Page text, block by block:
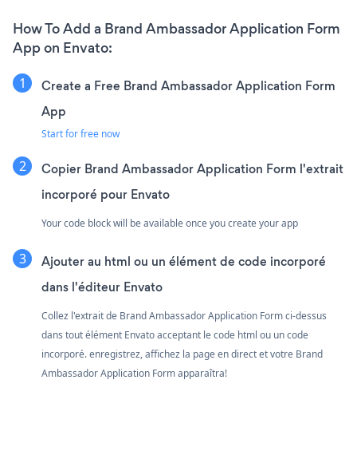
How To Add a Brand Ambassador Application Form
App on Envato:
Create a Free Brand Ambassador Application Form
App
Start for free now
Copier Brand Ambassador Application Form l'extrait
incorporé pour Envato
Your code block will be available once you create your app
Ajouter au html ou un élément de code incorporé
dans l'éditeur Envato
Collez l'extrait de Brand Ambassador Application Form ci-dessus
dans tout élément Envato acceptant le code html ou un code
incorporé. enregistrez, affichez la page en direct et votre Brand
Ambassador Application Form apparaîtra!